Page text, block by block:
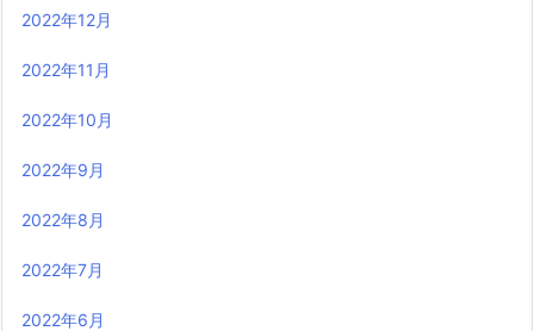
2022年12月
2022年11月
2022年10月
2022年9月
2022年8月
2022年7月
2022年6月